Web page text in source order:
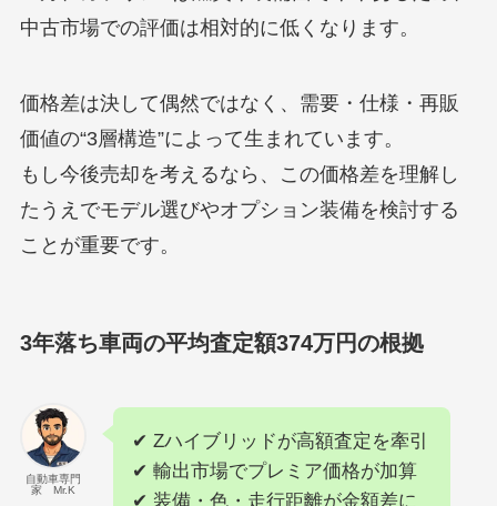
中古市場での評価は相対的に低くなります。
価格差は決して偶然ではなく、需要・仕様・再販
価値の“3層構造”によって生まれています。
もし今後売却を考えるなら、この価格差を理解し
たうえでモデル選びやオプション装備を検討する
ことが重要です。
3年落ち車両の平均査定額374万円の根拠
自動車専門
家 Mr.K
✔ Zハイブリッドが高額査定を牽引
✔ 輸出市場でプレミア価格が加算
✔ 装備・色・走行距離が金額差に